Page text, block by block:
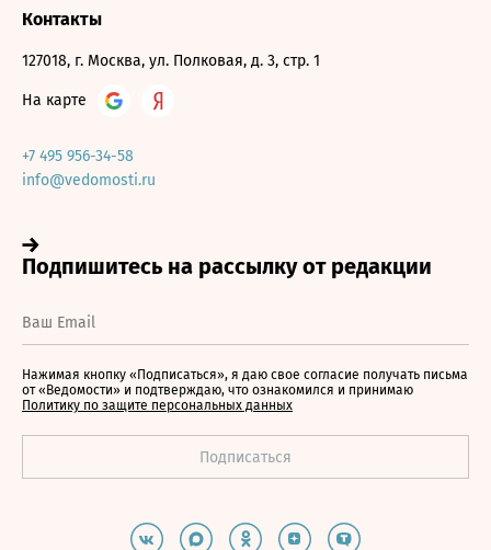
Контакты
127018, г. Москва, ул. Полковая, д. 3, стр. 1
На карте
+7 495 956-34-58
info@vedomosti.ru
Нажимая кнопку «Подписаться», я даю свое согласие получать письма
от «Ведомости» и подтверждаю, что ознакомился и принимаю
Политику по защите персональных данных